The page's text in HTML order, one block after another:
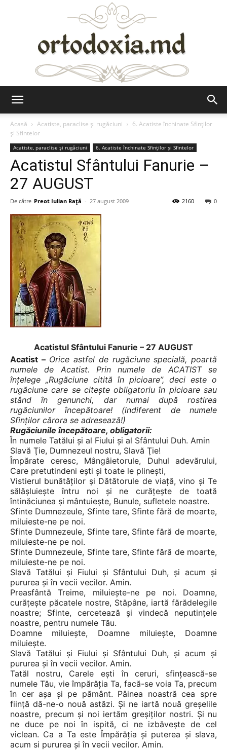
Acasă
Acatiste, paraclise și rugăciuni
6. Acatiste închinate Sfinților
și Sfintelor
Acatiste, paraclise și rugăciuni 6. Acatiste închinate Sfinților și Sfintelor
Acatistul Sfântului Fanurie –
27 AUGUST
De către Preot Iulian Raţă - 27 august 2009 0
2160
Acatistul Sfântului Fanurie – 27 AUGUST
Acatist – Orice astfel de rugăciune specială, poartă
numele de Acatist. Prin numele de ACATIST se
înţelege „Rugăciune citită în picioare”, deci este o
rugăciune care se citeşte obligatoriu în picioare sau
stând în genunchi, dar numai după rostirea
rugăciunilor începătoare! (indiferent de numele
Sfinţilor cărora se adresează!)
Rugăciunile începătoare, obligatorii:
În numele Tatălui şi al Fiului şi al Sfântului Duh. Amin
Slavă Ţie, Dumnezeul nostru, Slavă Ţie!
Împărate ceresc, Mângâietorule, Duhul adevărului,
Care pretutindeni eşti şi toate le plineşti,
Vistierul bunătăţilor şi Dătătorule de viaţă, vino şi Te
sălăşluieşte întru noi şi ne curăţeşte de toată
întinăciunea şi mântuieşte, Bunule, sufletele noastre.
Sfinte Dumnezeule, Sfinte tare, Sfinte fără de moarte,
miluieste-ne pe noi.
Sfinte Dumnezeule, Sfinte tare, Sfinte fără de moarte,
miluieste-ne pe noi.
Sfinte Dumnezeule, Sfinte tare, Sfinte fără de moarte,
miluieste-ne pe noi.
Slavă Tatălui şi Fiului şi Sfântului Duh, şi acum şi
pururea şi în vecii vecilor. Amin.
Preasfântă Treime, miluieşte-ne pe noi. Doamne,
curăţeşte păcatele nostre, Stăpâne, iartă fărădelegile
noastre; Sfinte, cercetează şi vindecă neputinţele
noastre, pentru numele Tău.
Doamne miluieşte, Doamne miluieşte, Doamne
miluieşte.
Slavă Tatălui şi Fiului şi Sfântului Duh, şi acum şi
pururea şi în vecii vecilor. Amin.
Tatăl nostru, Carele eşti în ceruri, sfinţească-se
numele Tău, vie împărăţia Ta, facă-se voia Ta, precum
în cer aşa şi pe pământ. Pâinea noastră cea spre
fiinţă dă-ne-o nouă astăzi. Şi ne iartă nouă greşelile
noastre, precum şi noi iertăm greşiţilor nostri. Şi nu
ne duce pe noi în ispită, ci ne izbăveşte de cel
viclean. Ca a Ta este Împărăţia şi puterea şi slava,
acum si pururea şi în vecii vecilor. Amin.